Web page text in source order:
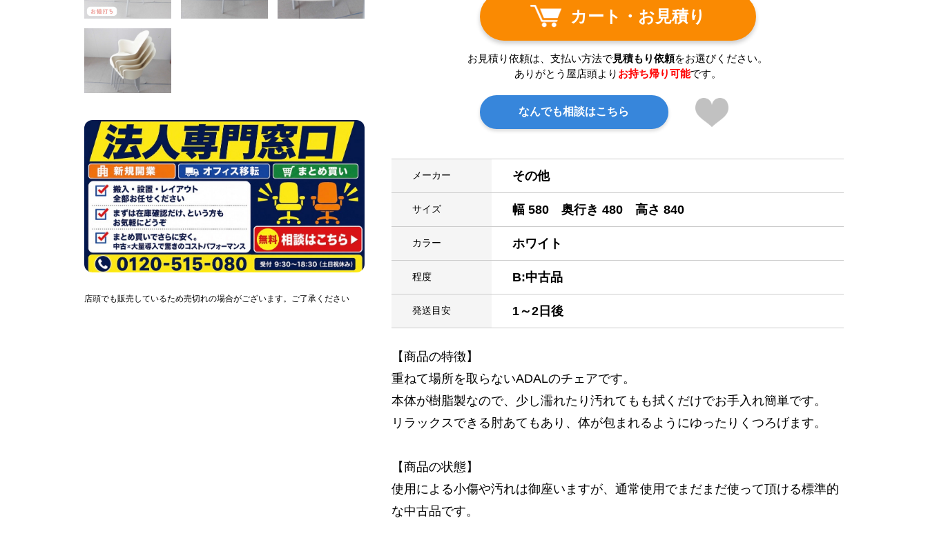
カート・お見積り
お見積り依頼は、支払い方法で見積もり依頼をお選びください。
ありがとう屋店頭より お持ち帰り可能です。
なんでも相談はこちら
メーカー その他
サイズ 幅 580 奥行き 480 高さ 840
カラー ホワイト
程度 B:中古品
発送目安 1～2日後
【商品の特徴】
重ねて場所を取らないADALのチェアです。
本体が樹脂製なので、少し濡れたり汚れてもも拭くだけでお手入れ簡単です。
リラックスできる肘あてもあり、体が包まれるようにゆったりくつろげます。
【商品の状態】
使用による小傷や汚れは御座いますが、通常使用でまだまだ使って頂ける標準的
な中古品です。
店頭でも販売しているため売切れの場合がございます。ご了承ください